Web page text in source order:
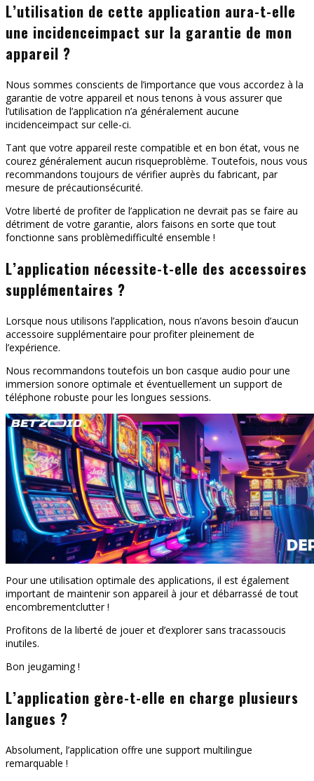
L’utilisation de cette application aura-t-elle
une incidenceimpact sur la garantie de mon
appareil ?
Nous sommes conscients de l’importance que vous accordez à la
garantie de votre appareil et nous tenons à vous assurer que
l’utilisation de l’application n’a généralement aucune
incidenceimpact sur celle-ci.
Tant que votre appareil reste compatible et en bon état, vous ne
courez généralement aucun risqueproblème. Toutefois, nous vous
recommandons toujours de vérifier auprès du fabricant, par
mesure de précautionsécurité.
Votre liberté de profiter de l’application ne devrait pas se faire au
détriment de votre garantie, alors faisons en sorte que tout
fonctionne sans problèmedifficulté ensemble !
L’application nécessite-t-elle des accessoires
supplémentaires ?
Lorsque nous utilisons l’application, nous n’avons besoin d’aucun
accessoire supplémentaire pour profiter pleinement de
l’expérience.
Nous recommandons toutefois un bon casque audio pour une
immersion sonore optimale et éventuellement un support de
téléphone robuste pour les longues sessions.
Pour une utilisation optimale des applications, il est également
important de maintenir son appareil à jour et débarrassé de tout
encombrementclutter !
Profitons de la liberté de jouer et d’explorer sans tracassoucis
inutiles.
Bon jeugaming !
L’application gère-t-elle en charge plusieurs
langues ?
Absolument, l’application offre une support multilingue
remarquable !